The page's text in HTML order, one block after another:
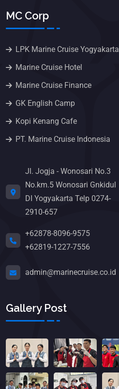
MC Corp
LPK Marine Cruise Yogyakarta
Marine Cruise Hotel
Marine Cruise Finance
GK English Camp
Kopi Kenang Cafe
PT. Marine Cruise Indonesia
Jl. Jogja - Wonosari No.3
No.km.5 Wonosari Gnkidul
DI Yogyakarta Telp 0274-
2910-657
+62878-8096-9575
+62819-1227-7556
admin@marinecruise.co.id
Gallery Post